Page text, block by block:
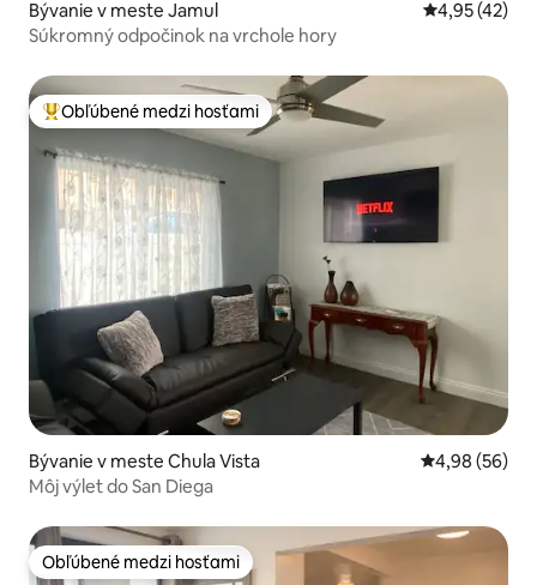
Bývanie v meste Jamul Priemerné
4,95 (42)
Súkromný odpočinok na vrchole hory
Najobľúbenejšie medzi hosťami
Obľúbené medzi hosťami
Bývanie v meste Chula Vista Priemerné
4,98 (56)
Môj výlet do San Diega
Obľúbené medzi hosťami
Obľúbené medzi hosťami